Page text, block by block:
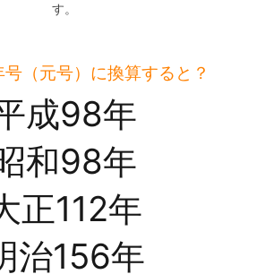
す。
（元号）に換算すると？
成98年
和98年
正112年
治156年